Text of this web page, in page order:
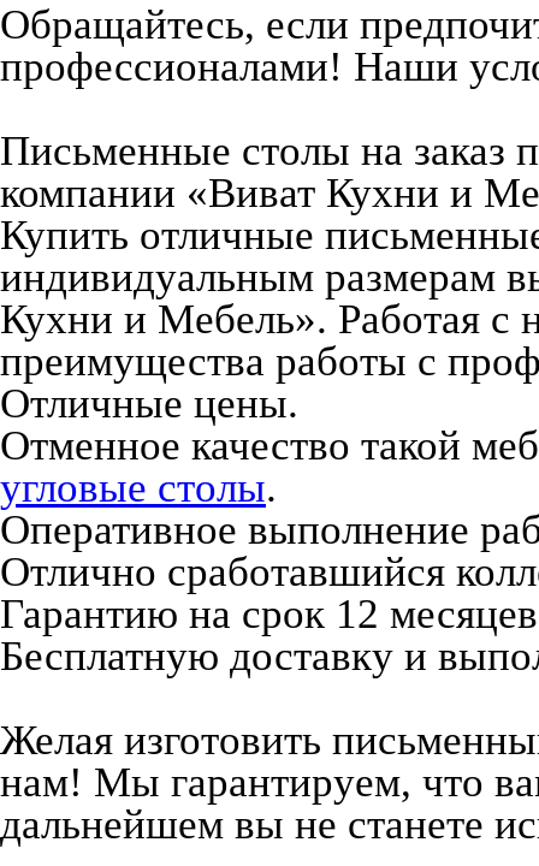
Обращайтесь, если
профессионалами! Наши
Письменные столы на заказ
компании «Виват Кухни и
Купить отличные
индивидуальным размерам
Кухни и Мебель». Работая с
преимущества работы с
Отличные цены.
Отменное качество такой
угловые столы.
Оперативное выполнение
Отлично сработавшийся
Гарантию на срок 12
Бесплатную доставку и
Желая изготовить
нам! Мы гарантируем, что
дальнейшем вы не станете